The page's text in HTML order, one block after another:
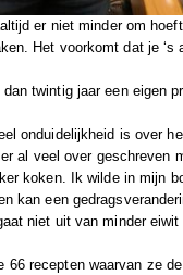
er niet minder om
Het voorkomt dat je ‘s
twintig jaar een eigen
onduidelijkheid is over
al veel over geschreven
koken. Ik wilde in mijn
kan een
niet uit van minder
66 recepten waarvan ze